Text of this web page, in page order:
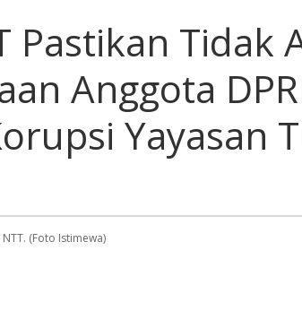
Pastikan Tidak
Anggota
Yayasan
(Foto Istimewa)